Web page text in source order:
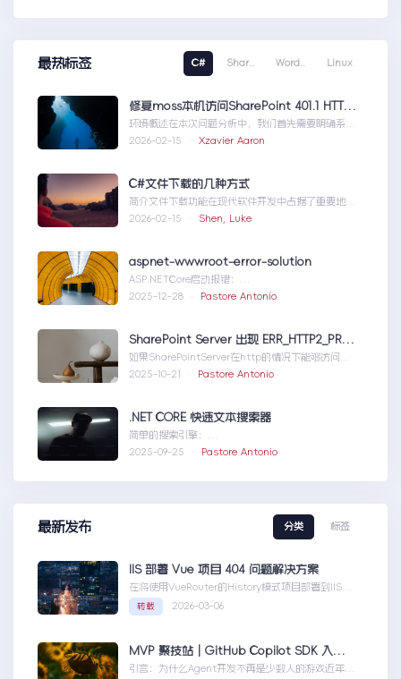
最热标签 C# Shar.. Word.. Linux
修复moss本机访问SharePoint 401.1 HTTP错误
环境概述在本次问题分析中，我们首先需要明确系统
的运行环境。了解环境配置不仅能帮助我们定位问
2026-02-15 · Xzavier Aaron
C#文件下载的几种方式
简介文件下载功能在现代软件开发中占据了重要地
位，无论是为用户提供资源、分发文档，还是实现数
2026-02-15 · Shen, Luke
aspnet-wwwroot-error-solution
ASP.NETCore启动报错：
DirectoryNotFoundExceptionwwwroo...aspnet-
2025-12-28 · Pastore Antonio
SharePoint Server 出现 ERR_HTTP2_PROTOCOL_ERROR
如果SharePointServer在http的情况下能够访问，
但是在https下不能访问报错如...SharePointServer
2025-10-21 · Pastore Antonio
.NET CORE 快速文本搜索器
简单的搜索引擎：
usingSystem;usingSystem.Collections.Gen....N
2025-09-25 · Pastore Antonio
最新发布 分类 标签
IIS 部署 Vue 项目 404 问题解决方案
在将使用VueRouter的History模式项目部署到IIS
时，可能会遇到刷新页面或...IIS部署Vue项目404问
题解决方案
转载 2026-03-06
MVP 聚技站｜GitHub Copilot SDK 入门：五分钟构建你的第一个 AI Agent
引言：为什么Agent开发不再是少数人的游戏近年